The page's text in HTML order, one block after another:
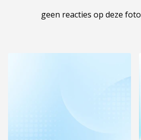
geen reacties op deze foto